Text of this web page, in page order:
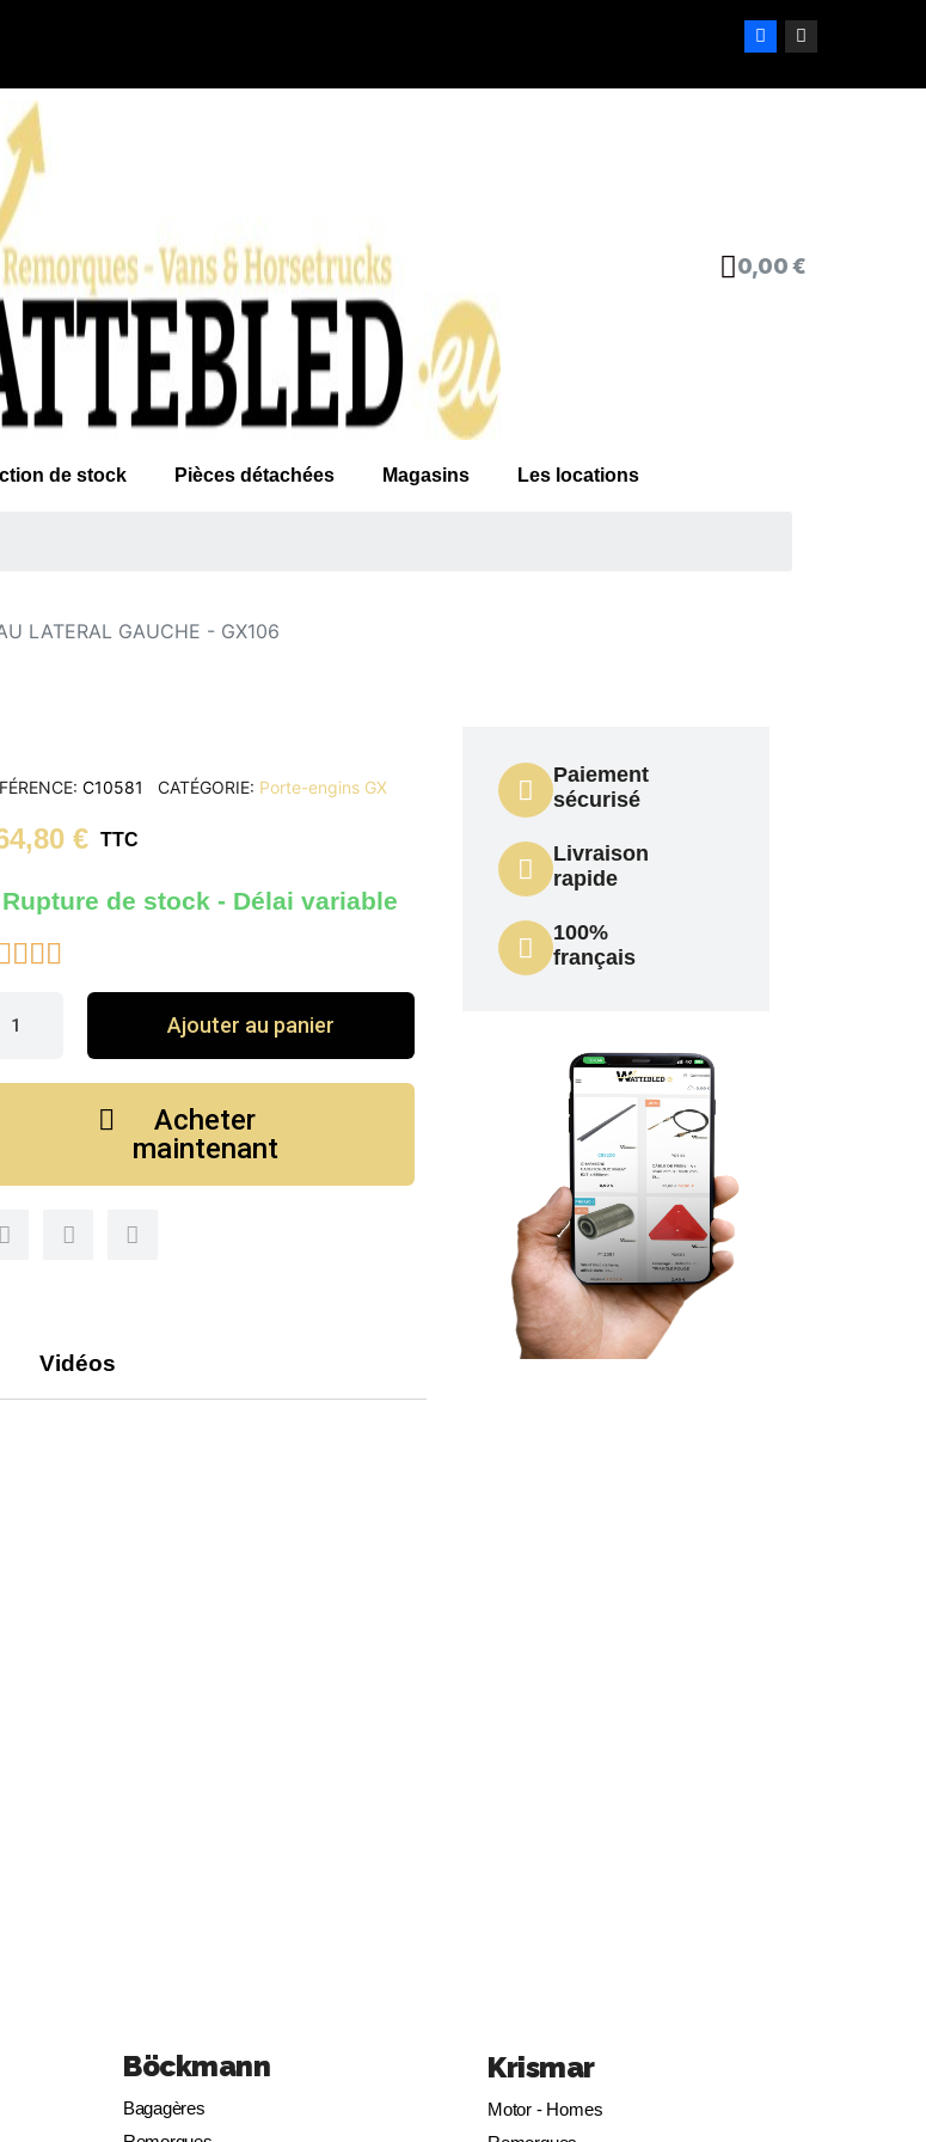
0,00 €
de stock Pièces détachées Magasins Les locations
LATERAL GAUCHE - GX106
C10581 CATÉGORIE Porte-engins GX
€ TTC
Rupture de stock - Délai variable
   
Ajouter au panier
Acheter
maintenant
Vidéos
Paiement
sécurisé
Livraison
rapide
100%
français
Böckmann
Bagagères
Krismar
Motor - Homes